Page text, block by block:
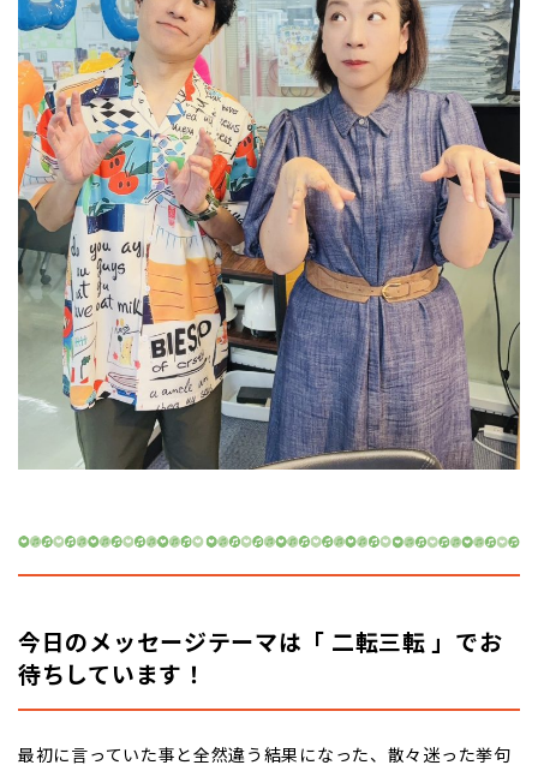
今日のメッセージテーマは「 二転三転 」でお
待ちしています！
最初に言っていた事と全然違う結果になった、散々迷った挙句